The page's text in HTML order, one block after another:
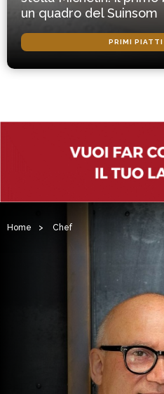
un quadro del Suinsom
PRIMI PIATTI
Home > Chef